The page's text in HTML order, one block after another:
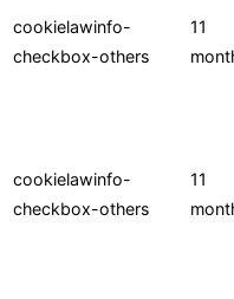
cookielawinfo-
checkbox-others
11
cookielawinfo-
checkbox-others
11